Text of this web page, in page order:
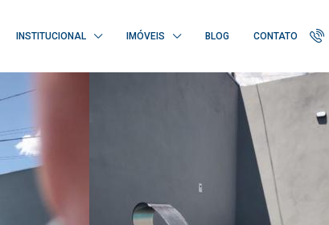
INSTITUCIONAL IMÓVEIS BLOG CONTATO